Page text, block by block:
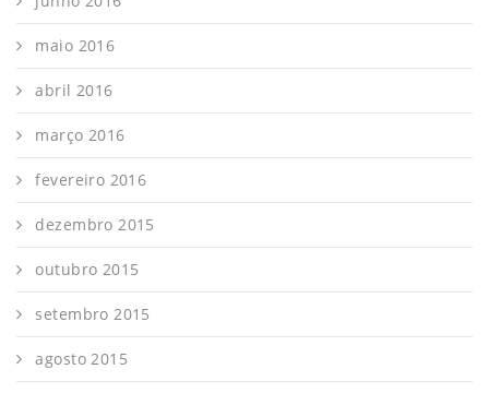
maio 2016
abril 2016
março 2016
fevereiro 2016
dezembro 2015
outubro 2015
setembro 2015
agosto 2015